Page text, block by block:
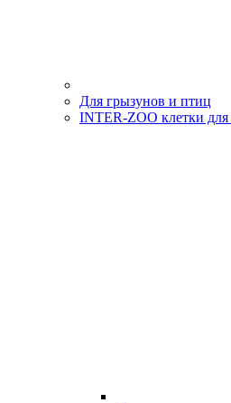
Для грызунов и птиц
INTER-ZOO клетки